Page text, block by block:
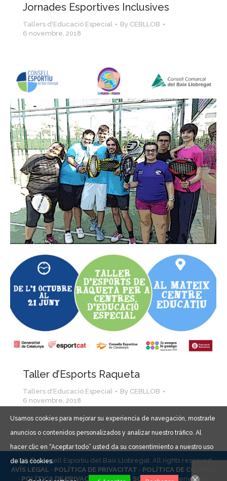
Jornades Esportives Inclusives
Tallers d'Educació Especial By CEBLLOB
6 novembre, 2018
Taller d’Esports Raqueta
Tallers d'Educació Especial By CEBLLOB
6 novembre, 2018
2026 © Consell Esportiu del Baix Llobregat. All rights reserved ·
AVÍS LEGAL · POLÍTICA DE PRIVACITAT · POLÍTICA DE COOKIES
· POLÍTICA DE PRIVACITAT XARXES SOCIALS · Dissenyat per
Usamos cookies para mejorar su experiencia de navegación, mostrarle
anuncios o contenidos personalizados y analizar nuestro tráfico. Al
hacer clic en “Aceptar todo” usted da su consentimiento a nuestro uso
de las cookies.